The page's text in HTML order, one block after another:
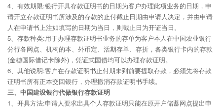
4、有效期限:银行开具存款证明书的日期为客户办理此项业务的日期，申
请开立存款证明书所涉及的存款的止付截止日期由申请人决定，并由申请
人在申请书上注如填写的日期为当日，则截止日为开证当日。
5、存款种类:用于办理存款证明书业务的存单为客户本人在中国农业银行
分行各网点、机构的本、外币定、活期存单、存折，各类银行卡内的存款
(金穗国际借记卡除外)，凭证式国债均可以办理存款证明。
6、其他说明:客户在存款证明书止付期未到前要提取存款，必须先将存款
证明书所有正本交回银行，办理撤消存款证明书手续。
三、中国建设银行代做银行存款证明
1、开具方法:申请人要求出具个人存款证明只能在原开户储蓄网点提出申